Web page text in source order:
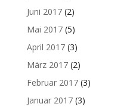
Juni 2017(2)
Mai 2017(5)
April 2017(3)
März 2017(2)
Februar 2017(3)
Januar 2017(3)